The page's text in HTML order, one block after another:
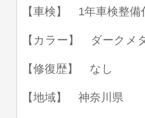
【車検】 1年車検整備
【カラー】 ダークメ
【修復歴】 なし
【地域】 神奈川県